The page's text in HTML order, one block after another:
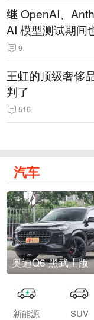
继 OpenAI、
AI 模型测试期间
9
王虹的顶级奢侈
判了
516
汽车
奥迪Q6 黑武士版
新能源 SUV